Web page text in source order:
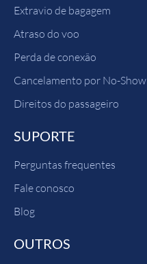
Extravio de bagagem
Atraso do voo
Perda de conexão
Cancelamento por No-Show
Direitos do passageiro
SUPORTE
Perguntas frequentes
Fale conosco
Blog
OUTROS